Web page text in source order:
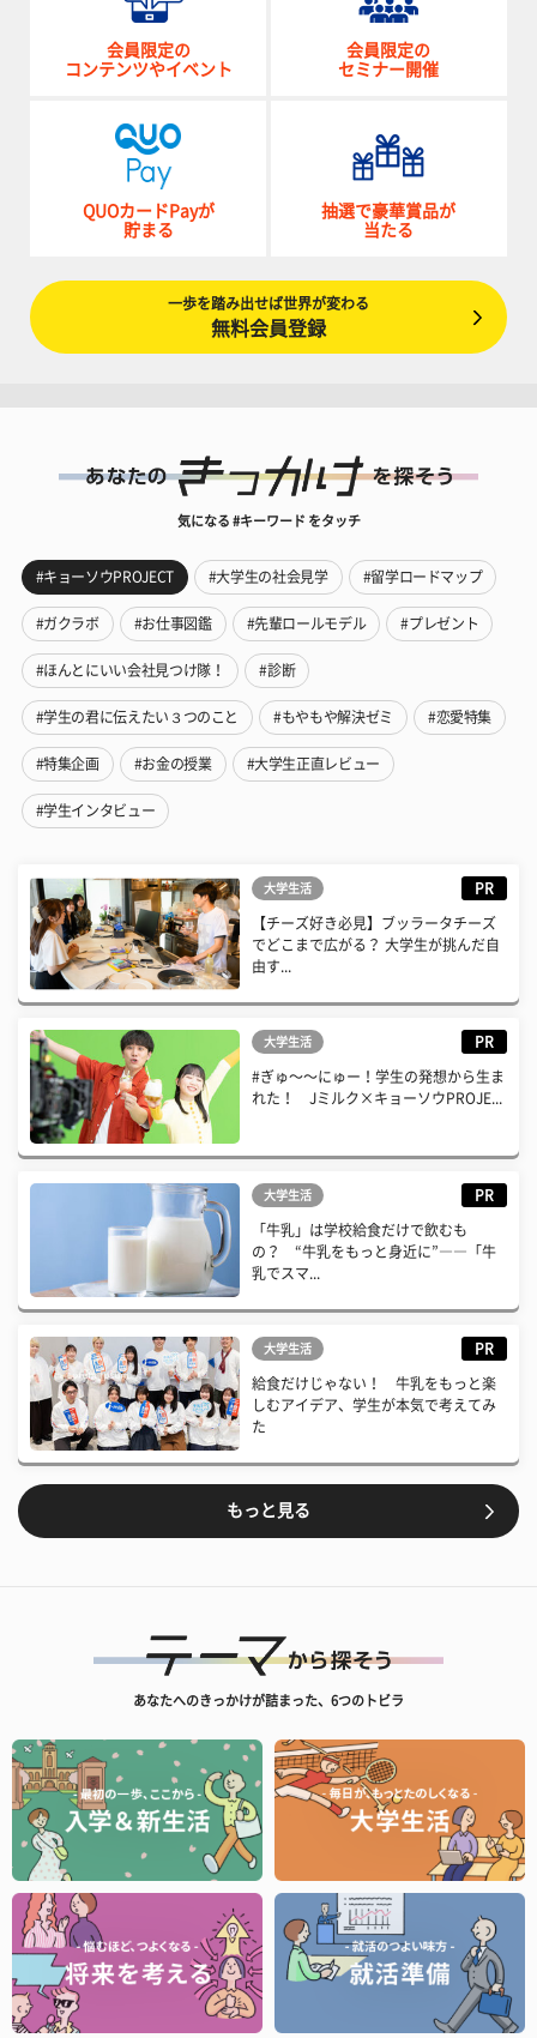
会員限定の
コンテンツやイベント
会員限定の
セミナー開催
QUOカードPayが
貯まる
抽選で豪華賞品が
当たる
一歩を踏み出せば世界が変わる
無料会員登録
気になる #キーワード をタッチ
#キョーソウPROJECT #大学生の社会見学 #留学ロードマップ
#ガクラボ #お仕事図鑑 #先輩ロールモデル #プレゼント
#ほんとにいい会社見つけ隊！ #診断
#学生の君に伝えたい３つのこと #もやもや解決ゼミ #恋愛特集
#特集企画 #お金の授業 #大学生正直レビュー
#学生インタビュー
大学生活 PR
【チーズ好き必見】ブッラータチーズ
でどこまで広がる？ 大学生が挑んだ自
由す...
大学生活 PR
#ぎゅ〜〜にゅー！学生の発想から生ま
れた！ Jミルク×キョーソウPROJE...
大学生活 PR
「牛乳」は学校給食だけで飲むも
の？ “牛乳をもっと身近に”――「牛
乳でスマ...
大学生活 PR
給食だけじゃない！ 牛乳をもっと楽
しむアイデア、学生が本気で考えてみ
た
もっと見る
あなたへのきっかけが詰まった、6つのトビラ